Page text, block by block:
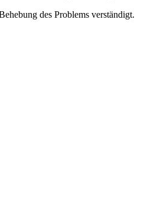
des Problems verständigt.